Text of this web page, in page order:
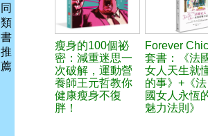
同
類
書
推
薦
瘦身的100個祕
密：減重迷思一
次破解，運動營
養師王元哲教你
健康瘦身不復
胖！
Forever Chic
套書：《法
女人天生就
的事》+《法
國女人永恆
魅力法則》